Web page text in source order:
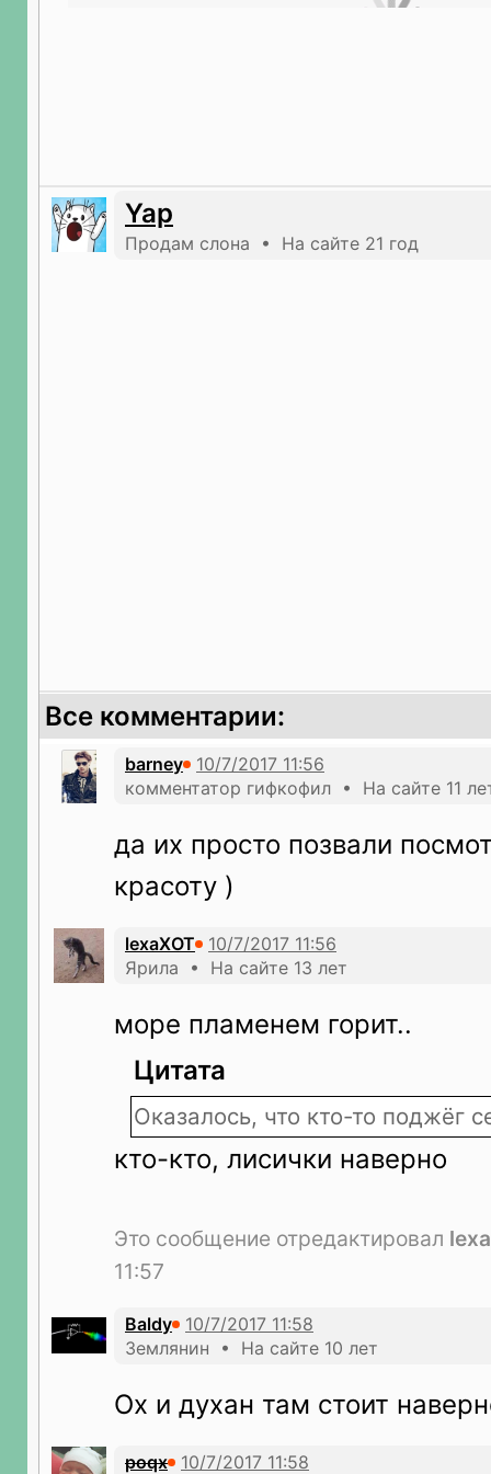
Yap
Продам слона • На сайте 21 год
Все комментарии:
barney
комментатор гифкофил • На сайте 11
да их просто позвали
красоту )
lexaXOT
Ярила • На сайте 13 лет
море пламенем горит..
Цитата
Оказалось, что кто-то поджёг
кто-кто, лисички наверно
Это сообщение отредактировал
11:57
Baldy
Землянин • На сайте 10 лет
Ох и духан там стоит
poqx